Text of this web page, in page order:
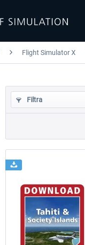
Flight Simulator X
Filtra